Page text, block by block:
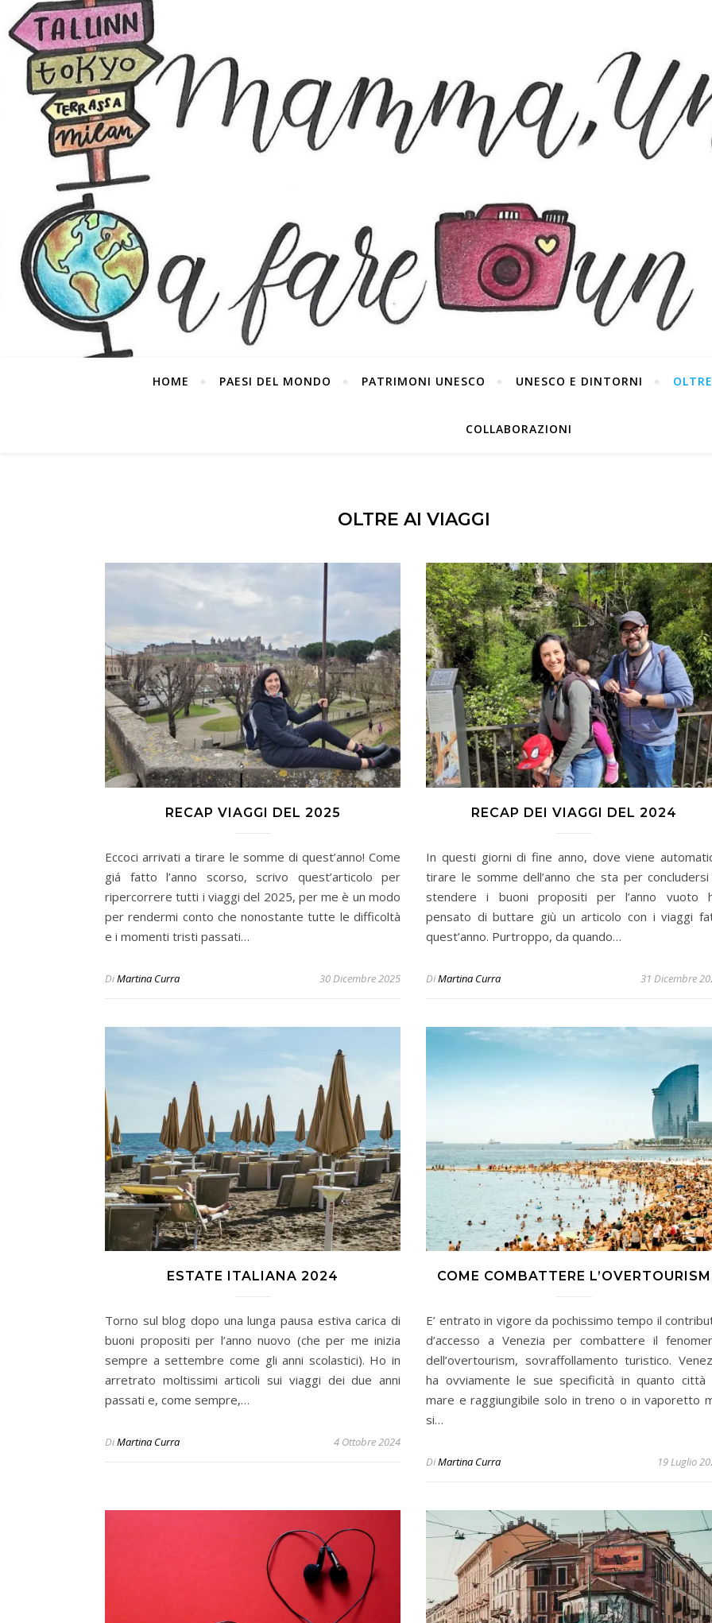
HOME PAESI DEL MONDO PATRIMONI UNESCO UNESCO E DINTORNI
COLLABORAZIONI
OLTRE AI VIAGGI
RECAP VIAGGI DEL 2025
Eccoci arrivati a tirare le somme di quest’anno! Come
giá fatto l’anno scorso, scrivo quest’articolo per
ripercorrere tutti i viaggi del 2025, per me è un modo
per rendermi conto che nonostante tutte le difficoltà
e i momenti tristi passati…
DiMartina Curra 30 Dicembre 2025
RECAP DEI VIAGGI DEL 2024
In questi giorni di fine anno, dove viene
tirare le somme dell’anno che sta per
stendere i buoni propositi per l’anno vuoto
pensato di buttare giù un articolo con i viaggi
quest’anno. Purtroppo, da quando…
DiMartina Curra 31 Dicembre
ESTATE ITALIANA 2024
Torno sul blog dopo una lunga pausa estiva carica di
buoni propositi per l’anno nuovo (che per me inizia
sempre a settembre come gli anni scolastici). Ho in
arretrato moltissimi articoli sui viaggi dei due anni
passati e, come sempre,…
DiMartina Curra 4 Ottobre 2024
COME COMBATTERE L’OVERTOURISM
E’ entrato in vigore da pochissimo tempo il
d’accesso a Venezia per combattere il
dell’overtourism, sovraffollamento turistico.
ha ovviamente le sue specificità in quanto città
mare e raggiungibile solo in treno o in vaporetto
si…
DiMartina Curra 19 Luglio